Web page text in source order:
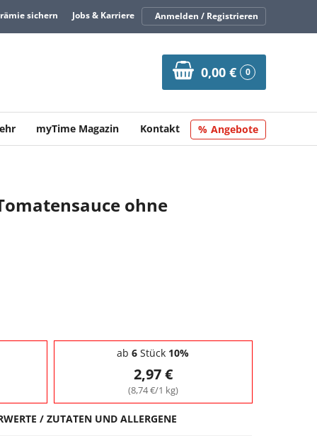
sichern Jobs & Karriere Anmelden / Registrieren
0,00 € 0
myTime Magazin Kontakt Angebote
ohne
ab 6 Stück 10%
2,97 €
(8,74 €/1 kg)
/ ZUTATEN UND ALLERGENE